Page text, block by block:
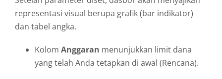
representasi visual berupa grafik (bar indikator)
dan tabel angka.
Kolom Anggaran menunjukkan limit dana
yang telah Anda tetapkan di awal (Rencana).